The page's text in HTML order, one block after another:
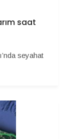
saat
seyahat